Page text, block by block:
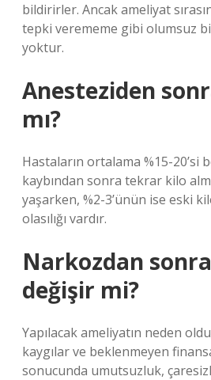
bildirirler. Ancak ameliyat
tepki verememe gibi olumsuz
yoktur.
Anesteziden
mı?
Hastaların ortalama %15-20’si
kaybından sonra tekrar kilo
yaşarken, %2-3’ünün ise eski
olasılığı vardır.
Narkozdan
değişir mi?
Yapılacak ameliyatın neden
kaygılar ve beklenmeyen
sonucunda umutsuzluk,